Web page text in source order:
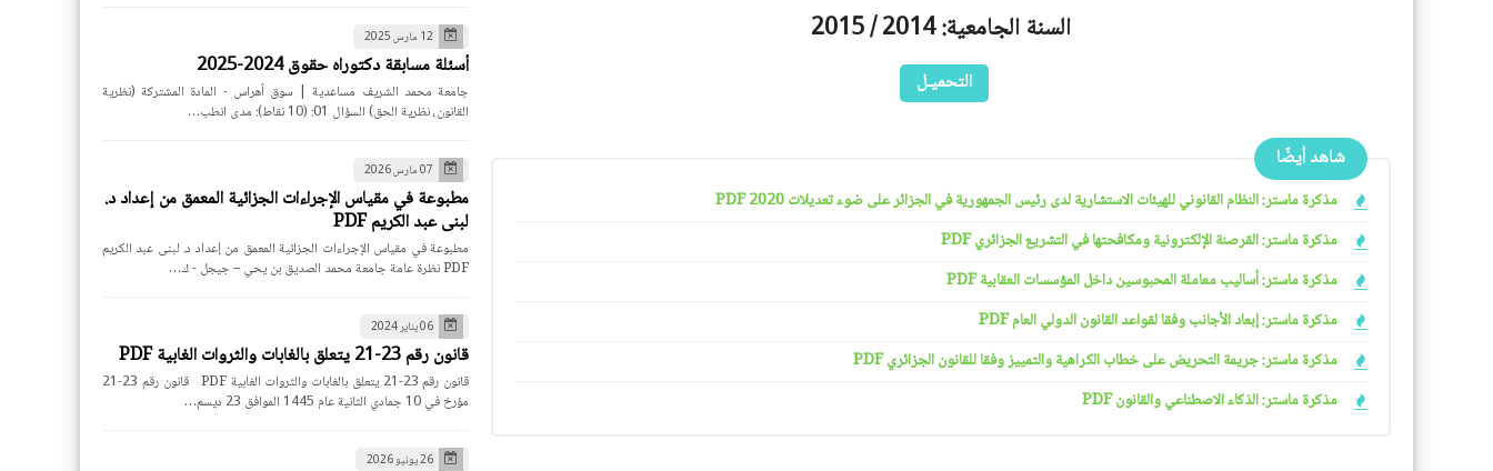
السنة الجامعية: 2014 / 2015
التحميـل
شاهد أيضًا
مذكرة ماستر: النظام القانوني للهيئات الاستشارية لدى رئيس الجمهورية في الجزائر على ضوء تعديلات 2020 PDF
مذكرة ماستر: القرصنة الإلكترونية ومكافحتها في التشريع الجزائري PDF
مذكرة ماستر: أساليب معاملة المحبوسين داخل المؤسسات العقابية PDF
مذكرة ماستر: إبعاد الأجانب وفقا لقواعد القانون الدولي العام PDF
مذكرة ماستر: جريمة التحريض على خطاب الكراهية والتمييز وفقا للقانون الجزائري PDF
مذكرة ماستر: الذكاء الاصطناعي والقانون PDF
12 مارس 2025
أسئلة مسابقة دكتوراه حقوق 2024-2025
جامعة محمد الشريف مساعدية | سوق أهراس - المادة المشتركة (نظرية
القانون، نظرية الحق) السؤال 01: (10 نقاط): مدى انطب…
07 مارس 2026
مطبوعة في مقياس الإجراءات الجزائية المعمق من إعداد د.
لبنى عبد الكريم PDF
مطبوعة في مقياس الإجراءات الجزائية المعمق من إعداد د. لبنى عبد الكريم
PDF نظرة عامة جامعة محمد الصديق بن يحي – جيجل - ك…
06 يناير 2024
قانون رقم 23-21 يتعلق بالغابات والثروات الغابية PDF
قانون رقم 23-21 يتعلق بالغابات والثروات الغابية PDF قانون رقم 23-21
مؤرخ في 10 جمادي الثانية عام 1445 الموافق 23 ديسم…
26 يونيو 2026